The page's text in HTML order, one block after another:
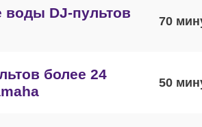
воды DJ-пультов
70
более 24
50